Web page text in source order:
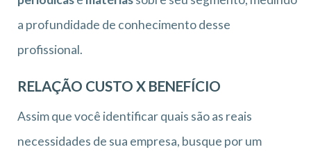
a profundidade de conhecimento desse
profissional.
RELAÇÃO CUSTO X BENEFÍCIO
Assim que você identificar quais são as reais
necessidades de sua empresa, busque por um